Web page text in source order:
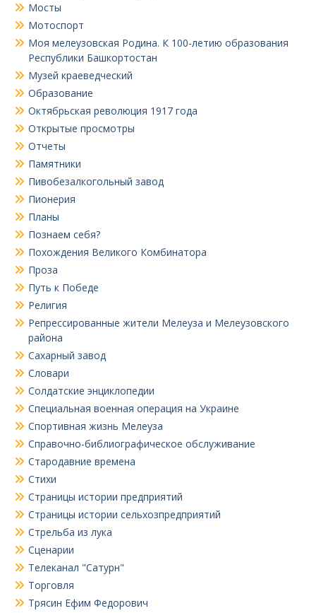
Мосты
Мотоспорт
Моя мелеузовская Родина. К 100-летию образования
Республики Башкортостан
Музей краеведческий
Образование
Октябрьская революция 1917 года
Открытые просмотры
Отчеты
Памятники
Пивобезалкогольный завод
Пионерия
Планы
Познаем себя?
Похождения Великого Комбинатора
Проза
Путь к Победе
Религия
Репрессированные жители Мелеуза и Мелеузовского
района
Сахарный завод
Словари
Солдатские энциклопедии
Специальная военная операция на Украине
Спортивная жизнь Мелеуза
Справочно-библиографическое обслуживание
Стародавние времена
Стихи
Страницы истории предприятий
Страницы истории сельхозпредприятий
Стрельба из лука
Сценарии
Телеканал "Сатурн"
Торговля
Трясин Ефим Федорович